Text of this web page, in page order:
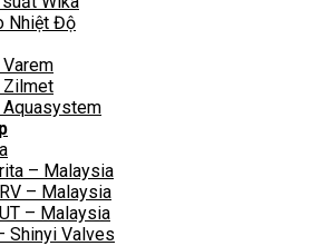
Nhiệt Độ
Zilmet
Aquasystem
– Malaysia
– Malaysia
– Malaysia
Shinyi Valves